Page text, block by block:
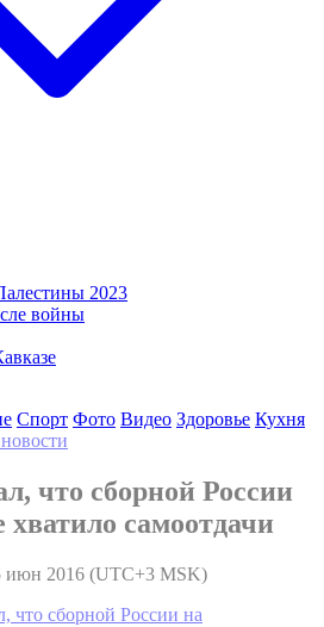
2023
войны
Спорт Фото Видео Здоровье Кухня
что сборной России
хватило самоотдачи
июн 2016 (UTC+3 MSK)